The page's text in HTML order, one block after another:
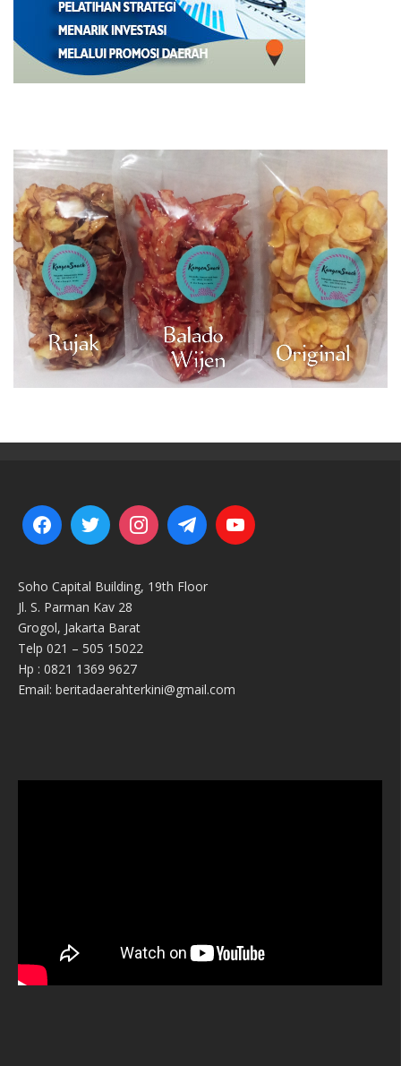
Soho Capital Building, 19th Floor
Jl. S. Parman Kav 28
Grogol, Jakarta Barat
Telp 021 – 505 15022
Hp : 0821 1369 9627
Email: beritadaerahterkini@gmail.com